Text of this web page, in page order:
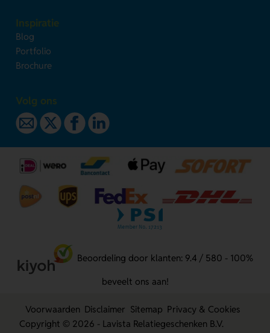
Inspiratie
Blog
Portfolio
Brochure
Volg ons
Beoordeling door klanten: 9.4 / 580 - 100%
beveelt ons aan!
Voorwaarden Disclaimer Sitemap Privacy & Cookies
Copyright © 2026 - Lavista Relatiegeschenken B.V.